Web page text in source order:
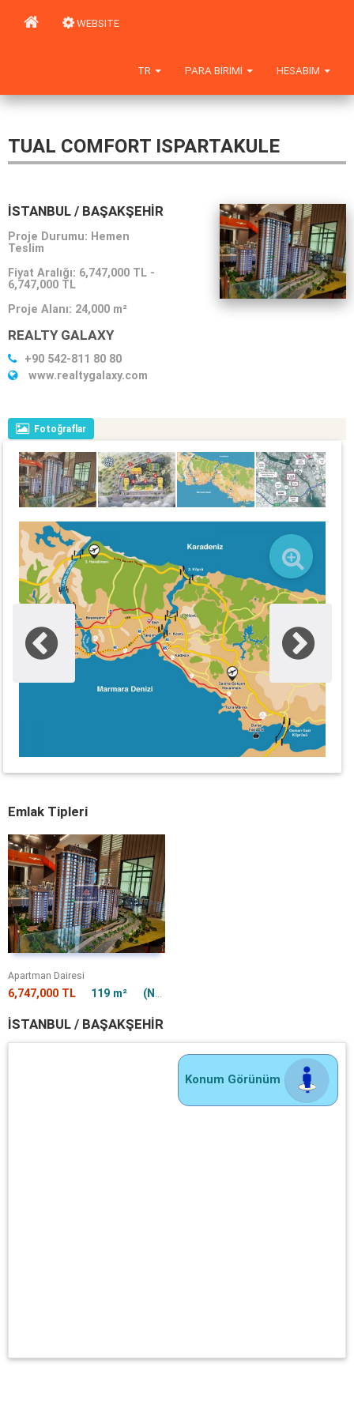
WEBSITE
HESABIM
PARA BIRIMI
TR
TUAL COMFORT ISPARTAKULE
İSTANBUL / BAŞAKŞEHIR
Proje Durumu: Hemen
Teslim
Fiyat Aralığı: 6,747,000 TL -
6,747,000 TL
Proje Alanı: 24,000 m²
REALTY GALAXY
+90 542-811 80 80
www.realtygalaxy.com
Fotoğraflar
Emlak Tipleri
Apartman Dairesi
6,747,000 TL 119 m² (Net) 119 m²
İSTANBUL / BAŞAKŞEHIR
Konum Görünüm